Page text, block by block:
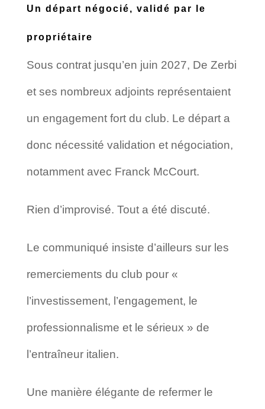
Un départ négocié, validé par le
propriétaire
Sous contrat jusqu’en juin 2027, De Zerbi
et ses nombreux adjoints représentaient
un engagement fort du club. Le départ a
donc nécessité validation et négociation,
notamment avec Franck McCourt.
Rien d’improvisé. Tout a été discuté.
Le communiqué insiste d’ailleurs sur les
remerciements du club pour «
l’investissement, l’engagement, le
professionnalisme et le sérieux » de
l’entraîneur italien.
Une manière élégante de refermer le